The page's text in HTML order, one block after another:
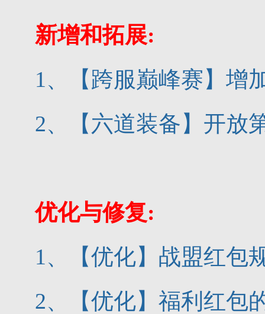
新增和拓展:
1、【跨服巅峰赛】增
2、【六道装备】开放
优化与修复:
1、【优化】战盟红包
2、【优化】福利红包